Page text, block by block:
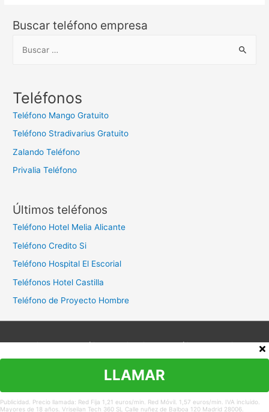
Buscar teléfono empresa
c
:
Teléfonos
Teléfono Mango Gratuito
Teléfono Stradivarius Gratuito
Zalando Teléfono
Privalia Teléfono
Últimos teléfonos
Teléfono Hotel Melia Alicante
Teléfono Credito Si
Teléfono Hospital El Escorial
Teléfonos Hotel Castilla
Teléfono de Proyecto Hombre
Aviso legal Política de privacidad
Política de cookies
Contacto
Copyright © 2026Teléfono Atención al Cliente
LLAMAR
Publicidad. Precio llamada: Red Fija 1,21 euros/min. Red Móvil. 1,57 euros/min. IVA incluido.
Mayores de 18 años. Vriseilan Tech 360 SL Calle nuñez de Balboa 120 Madrid 28006.